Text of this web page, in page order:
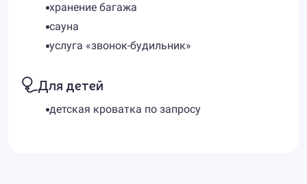
хранение багажа
сауна
услуга «звонок-будильник»
Для детей
детская кроватка по запросу